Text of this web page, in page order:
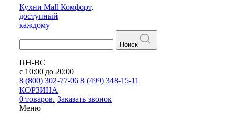
Кухни Mall Комфорт,
доступный
каждому
Поиск
ПН-ВС
с 10:00 до 20:00
8 (800) 302-77-06 8 (499) 348-15-11
КОРЗИНА
0 товаров. Заказать звонок
Меню